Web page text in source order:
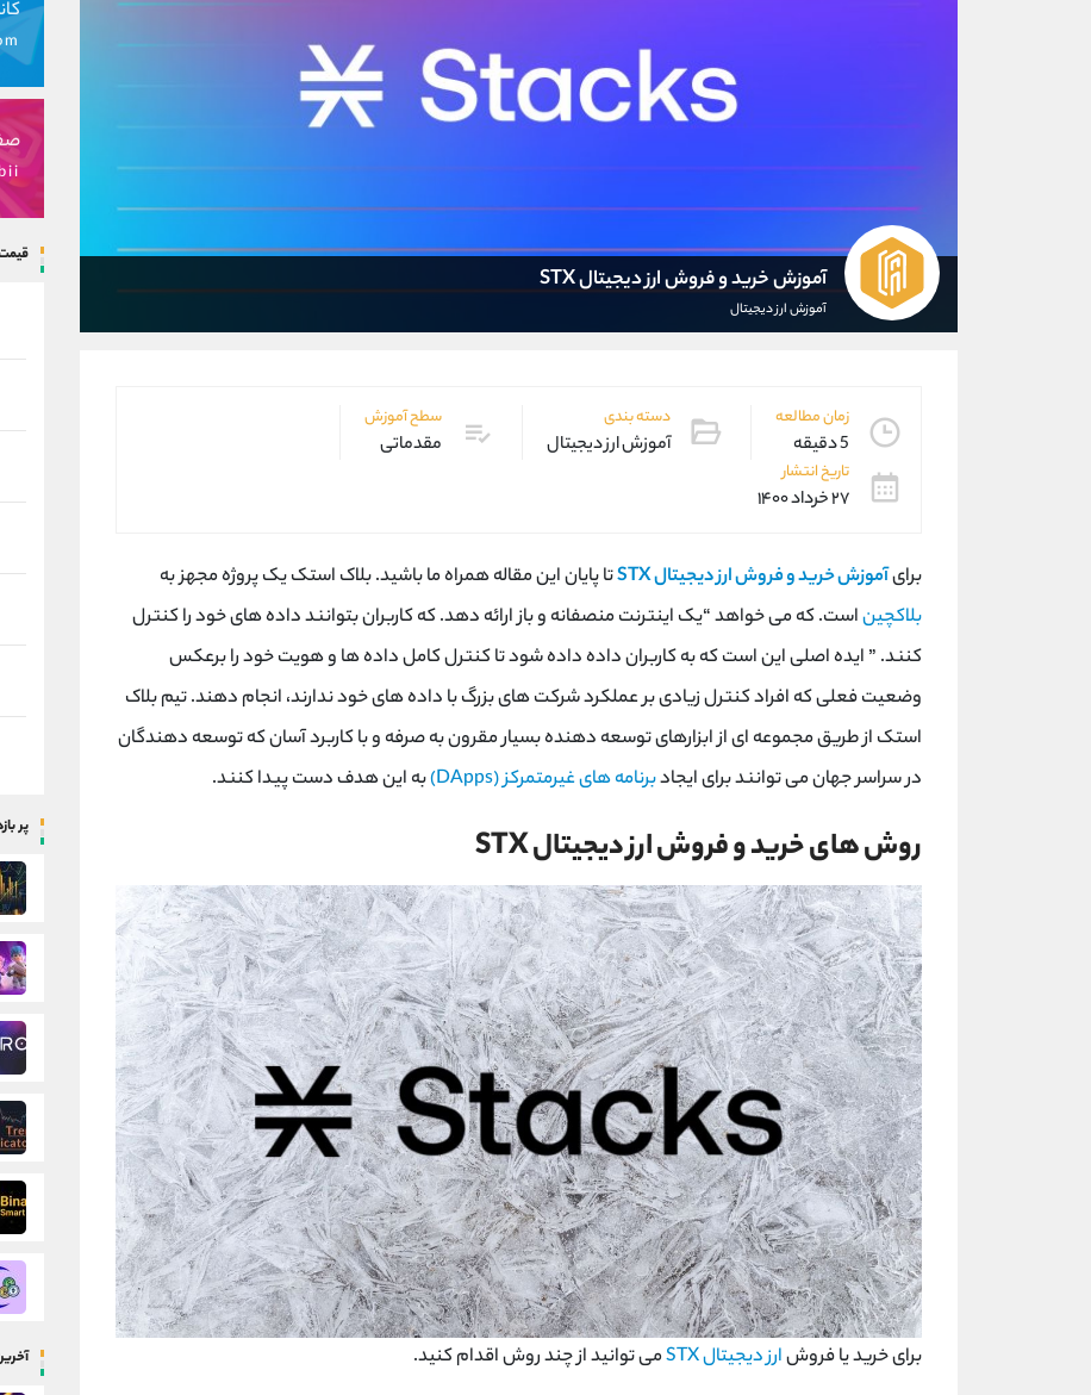
آموزش خرید و فروش ارز دیجیتال STX
آموزش ارز دیجیتال
زمان مطالعه
5 دقیقه
دسته بندی
آموزش ارز دیجیتال
سطح آموزش
مقدماتی
تاریخ انتشار
۲۷ خرداد ۱۴۰۰
برایآموزش خرید و فروش ارز دیجیتال STX
تا پایان این مقاله همراه ما باشید. بلاک استک یک پروژه مجهز به
بلاکچیناست. که می خواهد “یک اینترنت منصفانه و باز ارائه دهد. که کاربران بتوانند داده های خود را کنترل
کنند. ” ایده اصلی این است که به کاربران داده داده شود تا کنترل کامل داده ها و هویت خود را برعکس
وضعیت فعلی که افراد کنترل زیادی بر عملکرد شرکت های بزرگ با داده های خود ندارند، انجام دهند. تیم بلاک
استک از طریق مجموعه ای از ابزارهای توسعه دهنده بسیار مقرون به صرفه و با کاربرد آسان که توسعه دهندگان
در سراسر جهان می توانند برای ایجادبرنامه های غیرمتمرکز (DApps) به این هدف دست پیدا کنند.
روش های خرید و فروش ارز دیجیتال STX
برای خرید یا فروشارز دیجیتال STX
می توانید از چند روش اقدام کنید.
پر